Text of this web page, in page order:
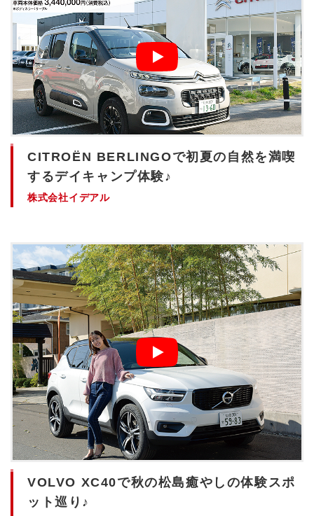
CITROЁN BERLINGOで初夏の自然を満喫
するデイキャンプ体験♪
株式会社イデアル
VOLVO XC40で秋の松島癒やしの体験スポ
ット巡り♪